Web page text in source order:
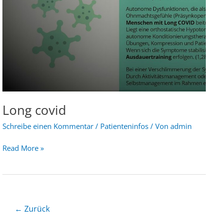
Long covid
Schreibe einen Kommentar / Patienteninfos / Von admin
Read More »
← Zurück